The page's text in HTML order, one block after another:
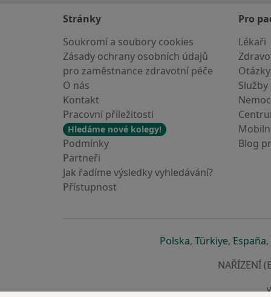
Stránky
Soukromí a soubory cookies
Zásady ochrany osobních údajů
pro zaměstnance zdravotní péče
O nás
Kontakt
Pracovní příležitosti
Hledáme nové kolegy!
Podmínky
Partneři
Jak řadíme výsledky vyhledávání?
Přístupnost
Pro
Lékaři
Služby
Blog
Polskase otevře v nové
, Türkiyese
, España,
NAŘÍZENÍ